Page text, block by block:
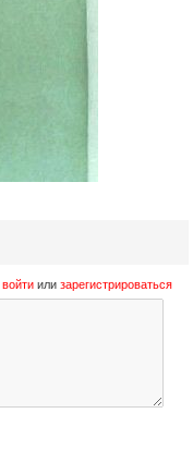
войтиили зарегистрироваться